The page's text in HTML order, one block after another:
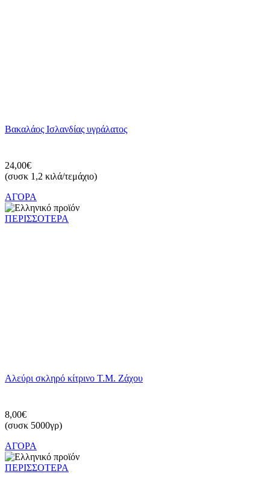
Βακαλάος Ισλανδίας υγράλατος
24,00€
(συσκ 1,2 κιλά/τεμάχιο)
ΑΓΟΡΑ
ΠΕΡΙΣΣΟΤΕΡΑ
Αλεύρι σκληρό κίτρινο Τ.Μ. Ζάχου
8,00€
(συσκ 5000γρ)
ΑΓΟΡΑ
ΠΕΡΙΣΣΟΤΕΡΑ